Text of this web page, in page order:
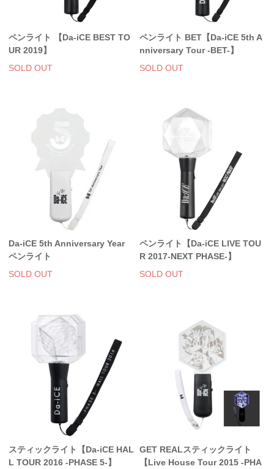
ペンライト 【Da-iCE BEST TO
UR 2019】
SOLD OUT
ペンライト BET【Da-iCE 5th A
nniversary Tour -BET-】
SOLD OUT
Da-iCE 5th Anniversary Year
ペンライト
SOLD OUT
ペンライト【Da-iCE LIVE TOU
R 2017-NEXT PHASE-】
SOLD OUT
スティックライト【Da-iCE HAL
L TOUR 2016 -PHASE 5-】
GET REALスティックライト
【Live House Tour 2015 -PHA